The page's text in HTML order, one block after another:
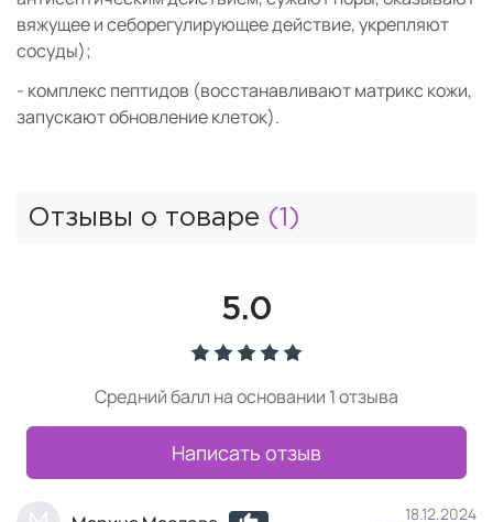
вяжущее и себорегулирующее действие, укрепляют
сосуды);
- комплекс пептидов (восстанавливают матрикс кожи,
запускают обновление клеток).
Отзывы о товаре (1)
5.0
Средний балл на основании 1 отзыва
Написать отзыв
18.12.2024